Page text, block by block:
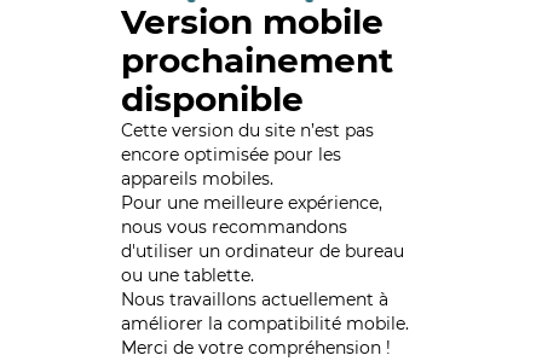
Version mobile
prochainement
disponible
Cette version du site n’est pas
encore optimisée pour les
appareils mobiles.
Pour une meilleure expérience,
nous vous recommandons
d'utiliser un ordinateur de bureau
ou une tablette.
Nous travaillons actuellement à
améliorer la compatibilité mobile.
Merci de votre compréhension !